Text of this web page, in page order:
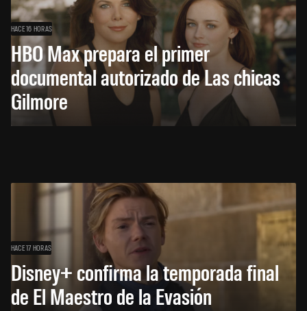
HACE 16 HORAS
HBO Max prepara el primer
documental autorizado de Las chicas
Gilmore
HACE 17 HORAS
Disney+ confirma la temporada final
de El Maestro de la Evasión